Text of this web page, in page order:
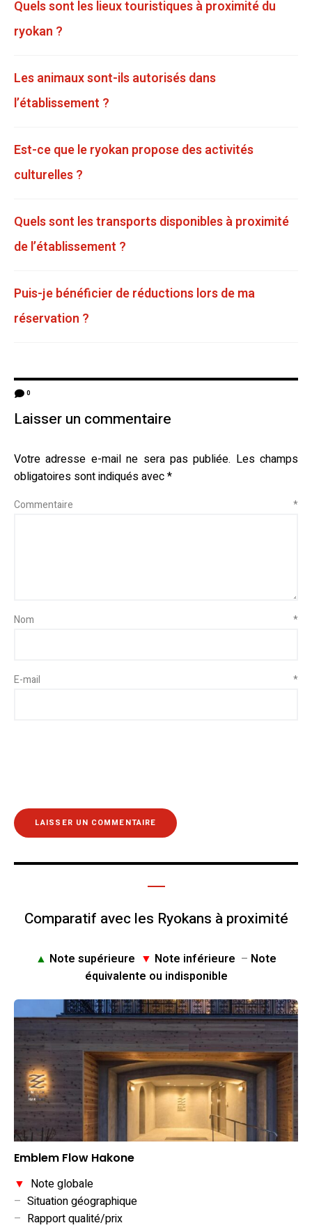
Quels sont les lieux touristiques à proximité du
ryokan ?
Les animaux sont-ils autorisés dans
l’établissement ?
Est-ce que le ryokan propose des activités
culturelles ?
Quels sont les transports disponibles à proximité
de l’établissement ?
Puis-je bénéficier de réductions lors de ma
réservation ?
0
Laisser un commentaire
Votre adresse e-mail ne sera pas publiée. Les champs
obligatoires sont indiqués avec*
Commentaire *
Nom *
E-mail *
Comparatif avec les Ryokans à proximité
▲ Note supérieure ▼ Note inférieure – Note
équivalente ou indisponible
Emblem Flow Hakone
▼ Note globale
– Situation géographique
– Rapport qualité/prix